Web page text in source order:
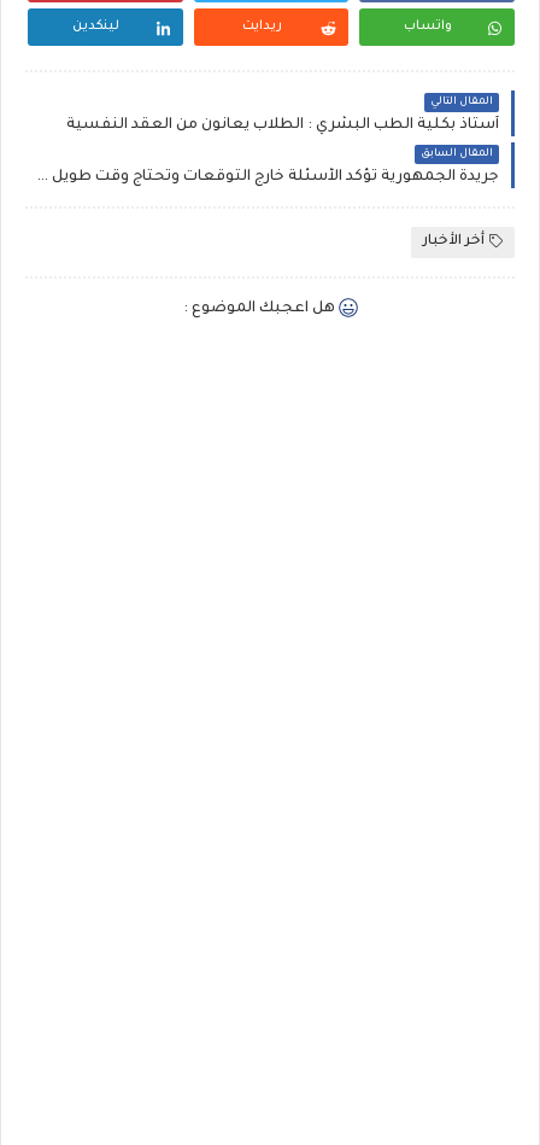
واتساب ريدايت لينكدين
المقال التالي
أستاذ بكلية الطب البشري : الطلاب يعانون من العقد النفسية
المقال السابق
جريدة الجمهورية تؤكد الأسئلة خارج التوقعات وتحتاج وقت طويل ومليئة بالألغازجريدة الجمهورية : الفيزياء كهربت طلاب الثانوية والتاريخ حيرهم ..الأسئلة خارج التوقعات وتحتاج وقت طويل ومليئة بالألغاز..ودموع واغماءات أمام اللجان
أخر الأخبار
هل اعجبك الموضوع :